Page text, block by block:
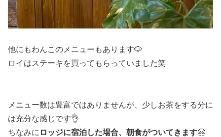
他にもわんこのメニューもあります🐶
ロイはステーキを買ってもらっていました笑
メニュー数は豊富ではありませんが、少しお茶をする分に
は充分な感じです👌
ちなみに ロッジに宿泊した場合、朝食がついてきます🤗